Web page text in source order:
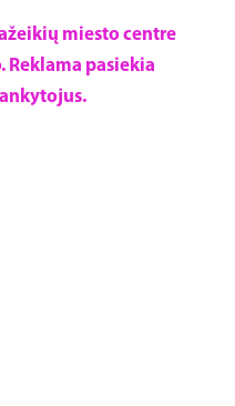
miesto centre
pasiekia